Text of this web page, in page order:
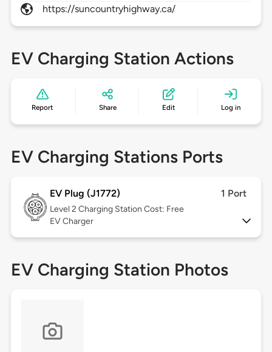
https://suncountryhighway.ca/
EV Charging Station Actions
Report Share Edit Log in
EV Charging Stations Ports
EV Plug (J1772) 1 Port
Level 2 Charging Station Cost: Free
EV Charger
EV Charging Station Photos